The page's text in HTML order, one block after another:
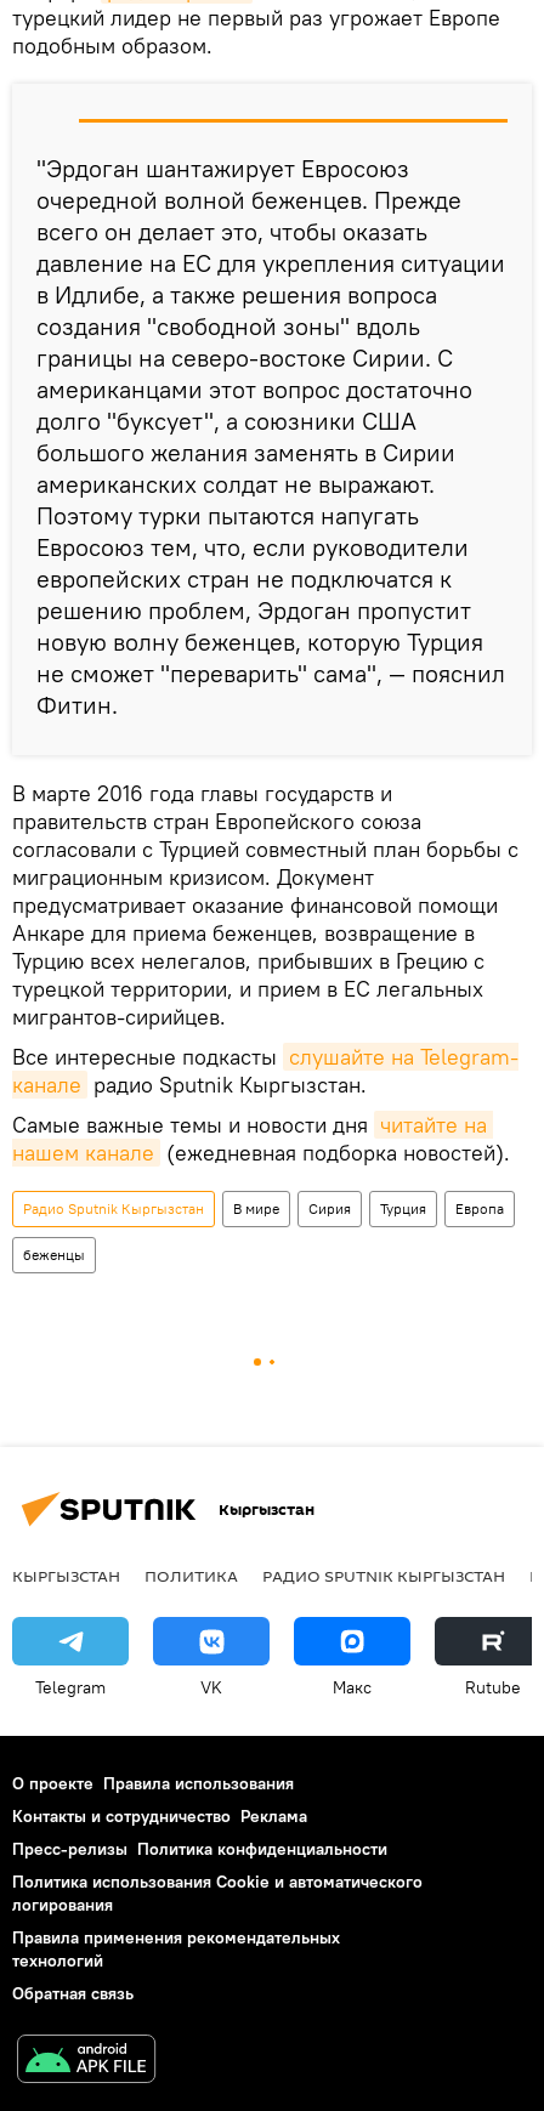
турецкий лидер не первый раз угрожает Европе
подобным образом.
"Эрдоган шантажирует Евросоюз
очередной волной беженцев. Прежде
всего он делает это, чтобы оказать
давление на ЕС для укрепления ситуации
в Идлибе, а также решения вопроса
создания "свободной зоны" вдоль
границы на северо-востоке Сирии. С
американцами этот вопрос достаточно
долго "буксует", а союзники США
большого желания заменять в Сирии
американских солдат не выражают.
Поэтому турки пытаются напугать
Евросоюз тем, что, если руководители
европейских стран не подключатся к
решению проблем, Эрдоган пропустит
новую волну беженцев, которую Турция
не сможет "переварить" сама", — пояснил
Фитин.
В марте 2016 года главы государств и
правительств стран Европейского союза
согласовали с Турцией совместный план борьбы с
миграционным кризисом. Документ
предусматривает оказание финансовой помощи
Анкаре для приема беженцев, возвращение в
Турцию всех нелегалов, прибывших в Грецию с
турецкой территории, и прием в ЕС легальных
мигрантов-сирийцев.
Все интересные подкасты слушайте на Telegram-
канале радио Sputnik Кыргызстан.
Самые важные темы и новости дня читайте на
нашем канале (ежедневная подборка новостей).
Радио Sputnik Кыргызстан В мире Сирия Турция Европа
беженцы
Кыргызстан
КЫРГЫЗСТАН ПОЛИТИКА РАДИО SPUTNIK КЫРГЫЗСТАН
Telegram VK Макс Rutube
О проекте Правила использования
Контакты и сотрудничество Реклама
Пресс-релизы Политика конфиденциальности
Политика использования Cookie и автоматического
логирования
Правила применения рекомендательных
технологий
Обратная связь